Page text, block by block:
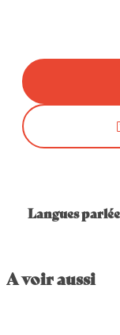
Langues
Langues
A voir aussi